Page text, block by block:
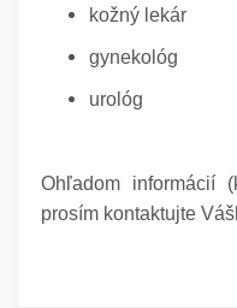
kožný lekár
gynekológ
urológ
Ohľadom informácií
prosím kontaktujte